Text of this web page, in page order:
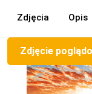
Zdjęcia Opis
Zdjęcie